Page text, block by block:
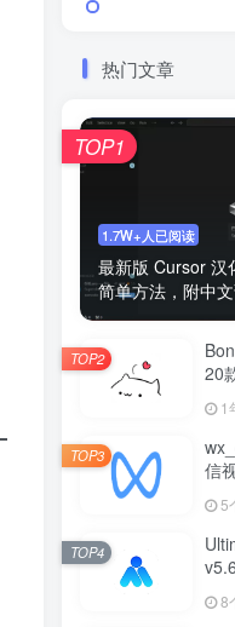
热门文章
1.7W+人已阅读
最新版 Cursor 汉
简单方法，附中文
TOP1
20
1
TOP2
信
5
TOP3
离8
TOP4